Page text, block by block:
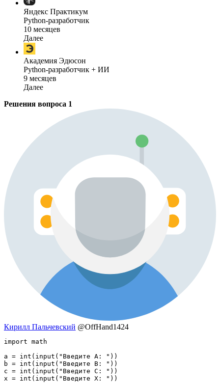
Яндекс Практикум
Python-разработчик
10 месяцев
Далее
Академия Эдюсон
Python-разработчик + ИИ
9 месяцев
Далее
Решения вопроса 1
Кирилл Пальчевский @OffHand1424
import math
a = int(input("Введите A: "))
b = int(input("Введите B: "))
c = int(input("Введите C: "))
x = int(input("Введите X: "))